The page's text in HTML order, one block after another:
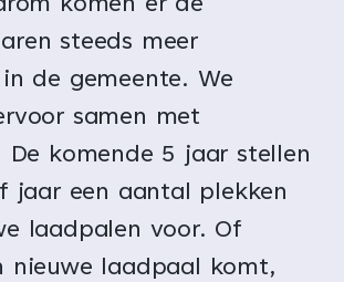
komen er de
steeds meer
de gemeente. We
samen met
komende 5 jaar stellen
jaar een aantal plekken
laadpalen voor. Of
nieuwe laadpaal komt,